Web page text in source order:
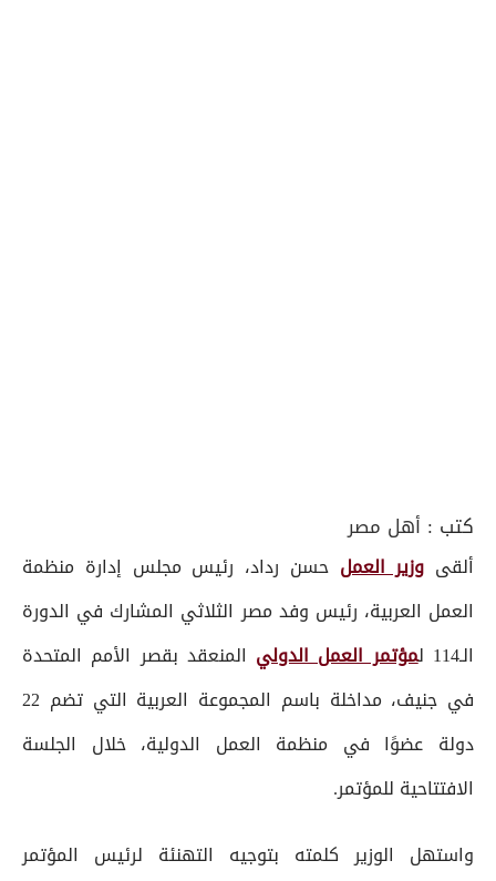
كتب : أهل مصر
ألقى وزير العمل حسن رداد، رئيس مجلس إدارة منظمة
العمل العربية، رئيس وفد مصر الثلاثي المشارك في الدورة
الـ114 ل
مؤتمر العمل الدولي المنعقد بقصر الأمم المتحدة
في جنيف، مداخلة باسم المجموعة العربية التي تضم 22
دولة عضوًا في منظمة العمل الدولية، خلال الجلسة
الافتتاحية للمؤتمر.
واستهل الوزير كلمته بتوجيه التهنئة لرئيس المؤتمر